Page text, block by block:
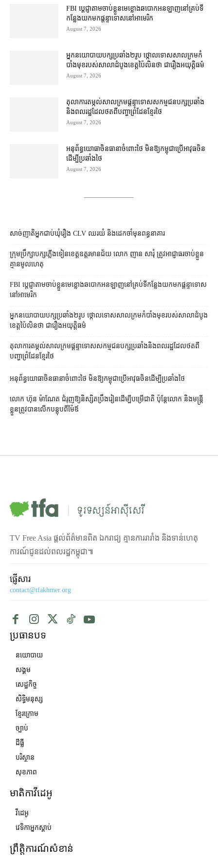
FBI ប្ដេជ្ញា​តាម​ចាប់ខ្លួន​មេខ្លោង​ឆបោក​អនឡាញ​នៅ​គ្រប់​ទី
កន្លែង​យក​មក​ផ្ដន្ទាទោស​នៅ​អាមេរិក
August 7, 2026
អ្នកនយោបាយ​បក្ស​ប្រឆាំង​២​រូប ថ្កោលទោស​សាលក្រម​កំ
បាំងមុខ​របស់​សាលាដំបូង​ខេត្ត​ប៉ៃលិន​ថា ជា​រឿង​អយុត្តិធម៌
August 7, 2026
តុលាការ​តម្កល់​សាលក្រម​ផ្ដន្ទាទោស​សកម្មជន​បក្ស​ប្រឆាំង​
និង​ពលរដ្ឋ​ដែល​ថត​ពី​បញ្ហា​ព្រំដែន​ខ្មែរ​ថៃ
August 7, 2026
អនុព័ន្ធយោធា​ចិន​ធានា​ចំពោះ​ថៃ មិន​ឱ្យ​កម្ពុជា​ប្រើ​អាវុធ​ចិន​
ដើម្បី​ប្រឆាំង​ថៃ ​
August 7, 2026
សាច់ញាតិអ្នកជាប់ឃុំរឿង CLV ឈរយំ និងដេកចាំមុនពន្ធនាគារ
ក្រុមប្រឹក្សា​បក្ស​ភ្លើងទៀន​ខេត្ត​ឧត្ដរមានជ័យ លោក ញាន សារុំ ត្រូវ​អាជ្ញាធរ​ចាប់ខ្លួន​
គ្មាន​មូលហេតុ
FBI ប្ដេជ្ញា​តាម​ចាប់ខ្លួន​មេខ្លោង​ឆបោក​អនឡាញ​នៅ​គ្រប់​ទីកន្លែង​យក​មក​ផ្ដន្ទាទោស​
នៅ​អាមេរិក
អ្នកនយោបាយ​បក្ស​ប្រឆាំង​២​រូប ថ្កោលទោស​សាលក្រម​កំបាំងមុខ​របស់​សាលាដំបូង​
ខេត្ត​ប៉ៃលិន​ថា ជា​រឿង​អយុត្តិធម៌
តុលាការ​តម្កល់​សាលក្រម​ផ្ដន្ទាទោស​សកម្មជន​បក្ស​ប្រឆាំង​និង​ពលរដ្ឋ​ដែល​ថត​ពី​
បញ្ហា​ព្រំដែន​ខ្មែរ​ថៃ
អនុព័ន្ធយោធា​ចិន​ធានា​ចំពោះ​ថៃ មិន​ឱ្យ​កម្ពុជា​ប្រើ​អាវុធ​ចិន​ដើម្បី​ប្រឆាំង​ថៃ ​
លោក ហ៊ុន ម៉ាណែត ជំរុញ​ឱ្យ​និស្សិត​ប្រឹងរៀន​ដើម្បី​បម្រើ​ជាតិ ប៉ុន្តែ​លោក និង​មន្ត្រី​​
ខ្លួន​ត្រូវ​បាន​លើក​បន្តុប​ពី​ម៉ែឪ
TV Free Asia ផ្ដល់ព័ត៌មានពិត ឯករាជ្យ គ្មានការរារាំង និងទាន់ហេតុ
ការណ៍ជូនដល់ពលរដ្ឋកម្ពុជា៕
ផ្ញើសារ
contact@tfakhmer.org
ប្រធានបទ
នយោបាយ
សង្គម
សេដ្ឋកិច្ច
សិទ្ធិមនុស្ស
ខ្មែរក្រោម
ច្បាប់
ដីធ្លី
បរិស្ថាន
សុខភាព
មាតិកាវីដេអូ
វីដេអូ
វេទិកាអ្នកស្ដាប់
ព្រឹត្តិការណ៍សំខាន់